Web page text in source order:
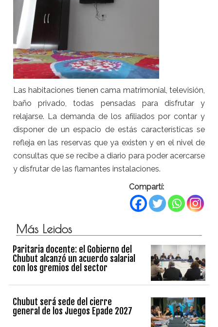
Las habitaciones tienen cama matrimonial, televisión,
baño privado, todas pensadas para disfrutar y
relajarse. La demanda de los afiliados por contar y
disponer de un espacio de estás características se
refleja en las reservas que ya existen y en el nivel de
consultas que se recibe a diario para poder acercarse
y disfrutar de las flamantes instalaciones.
Compartí:
Más Leidos
Paritaria docente: el Gobierno del
Chubut alcanzó un acuerdo salarial
con los gremios del sector
Chubut será sede del cierre
general de los Juegos Epade 2027